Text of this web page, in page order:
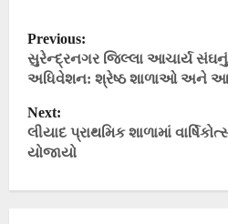
P
o
s
t
n
Previous:
સુરેન્દ્રનગર જિલ્લા આચાર્ય સંઘનું
અધિવેશન: શ્રેષ્ઠ શાળાઓ અને
Next:
લીયાદ પ્રાથમિક શાળામાં
યોજાયો